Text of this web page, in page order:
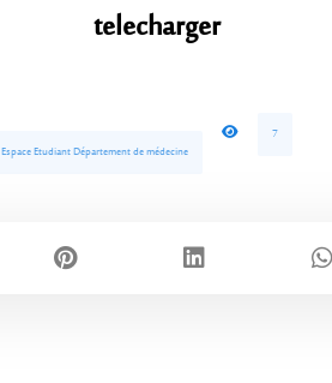
telecharger
Espace Etudiant Département de médecine
7